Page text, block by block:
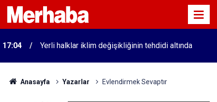
17:04 Yerli halklar iklim değişikliğinin tehdidi altında
Anasayfa Yazarlar Evlendirmek Sevaptır